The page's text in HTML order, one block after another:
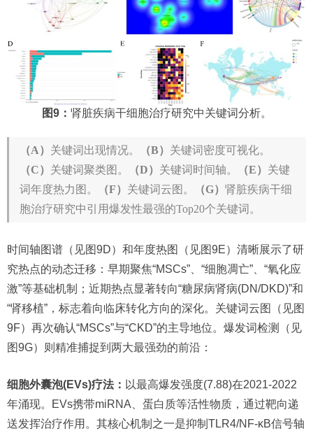
图9： 肾脏疾病干细胞治疗研究中关键词分析。
（A） 关键词出现情况。 （B） 关键词密度可视化。
（C） 关键词聚类图。 （D） 关键词时间轴。 （E） 关键
词年度热力图。
（F） 关键词云图。 （G） 肾脏疾病干细
胞治疗研究中引用爆发性最强的Top20个关键词。
时间轴图谱（见图9D）和年度热图（见图9E）清晰展示了研
究热点的动态迁移：早期聚焦“MSCs”、“细胞凋亡”、“氧化应
激”等基础机制；近期热点显著转向“糖尿病肾病(DN/DKD)”和
“肾移植”，标志着向临床转化方向的深化。关键词云图（见图
9F）再次确认“MSCs”与“CKD”的主导地位。爆发词检测（见
图9G）则精准捕捉到两大最强劲的前沿：
细胞外囊泡(EVs)疗法： 以最高爆发强度(7.88)在2021-2022
年涌现。EVs携带miRNA、蛋白质等活性物质，通过靶向递
送发挥治疗作用。其核心机制之一是抑制TLR4/NF-κB信号轴